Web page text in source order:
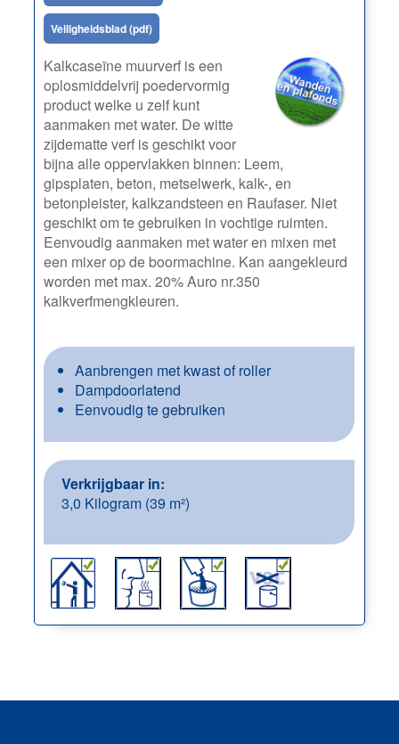
Veiligheidsblad (pdf)
Kalkcaseïne muurverf is een
oplosmiddelvrij poedervormig
product welke u zelf kunt
aanmaken met water. De witte
zijdematte verf is geschikt voor
bijna alle oppervlakken binnen: Leem,
gipsplaten, beton, metselwerk, kalk-, en
betonpleister, kalkzandsteen en Raufaser. Niet
geschikt om te gebruiken in vochtige ruimten.
Eenvoudig aanmaken met water en mixen met
een mixer op de boormachine. Kan aangekleurd
worden met max. 20% Auro nr.350
kalkverfmengkleuren.
Aanbrengen met kwast of roller
Dampdoorlatend
Eenvoudig te gebruiken
Verkrijgbaar in:
3,0 Kilogram (39 m²)